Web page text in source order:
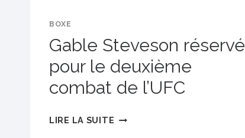
BOXE
Gable Steveson réservé
pour le deuxième
combat de l’UFC
LIRE LA SUITE GABLE